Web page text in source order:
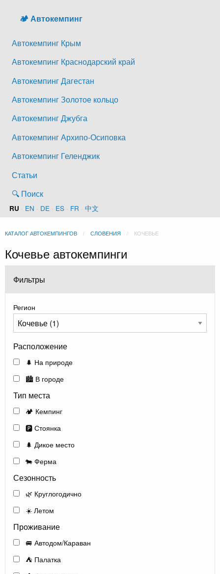
🏕️ Автокемпинг
Автокемпинг Крым
Автокемпинг Краснодарский край
Автокемпинг Дагестан
Автокемпинг Золотое кольцо
Автокемпинг Джубга
Автокемпинг Архипо-Осиповка
Автокемпинг Геленджик
Статьи
🔍 Поиск
RU · EN · DE · ES · FR · 中文
КАТАЛОГ АВТОКЕМПИНГОВ СЛОВЕНИЯ КОЧЕВЬЕ
Кочевье автокемпинги
Фильтры
Регион
Расположение
🌲 На природе
🏙️ В городе
Тип места
🏕️ Кемпинг
🅿️ Стоянка
🌲 Дикое место
🐄 Ферма
Сезонность
🌿 Круглогодично
☀️ Летом
Проживание
🚐 Автодом/Караван
⛺ Палатка